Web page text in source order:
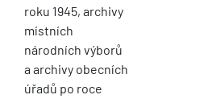
roku 1945, archivy
místních
národních výborů
a archivy obecních
úřadů po roce